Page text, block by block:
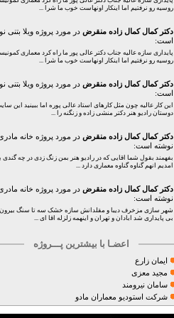
روسیه رو نرفتیم اما اینکار اونهاست خوب ما شرا ...
دکتر کمال کمال زاده منقرض در مورد پروژه ویلا بتنی
است:
پایداری سازه عالیه جناب دکتر عالی پور ما راه کرد معماری
روسیه رو نرفتیم اما اینکار اونهاست خوب ما شرا ...
دکتر کمال کمال زاده منقرض در مورد پروژه ویلا بتنی
است:
این کار عالیه چون مثل کارهای استاد عالی پوره اما ببینید این
دوستان رادیو هنر دکتر منشی زاده و زنگنه را ...
دکتر کمال کمال زاده منقرض در مورد پروژه خانه
نوشته است:
بفهمند بقول شما اقایی که در رادیو هنر بمن زنگ زدی در چه گندی
امدیم انهم گناوه گناوه معماری دارد ...
دکتر کمال کمال زاده منقرض در مورد پروژه خانه
نوشته است:
شهر سازی مزخرف دیبا و مقلدانش سازه خشک سه تا سنگ
بی پایداری شد ابادان و تهران و اینهمه زلزله اقا ای ...
اعضـا با بیشترین پـــروژه
ایمان زارع
مجید معزی
سامان نیرومند
شرکت استودیو معماران مادو